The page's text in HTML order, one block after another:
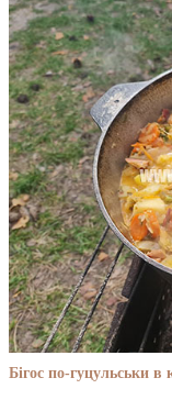
Бігос по-гуцульськи в